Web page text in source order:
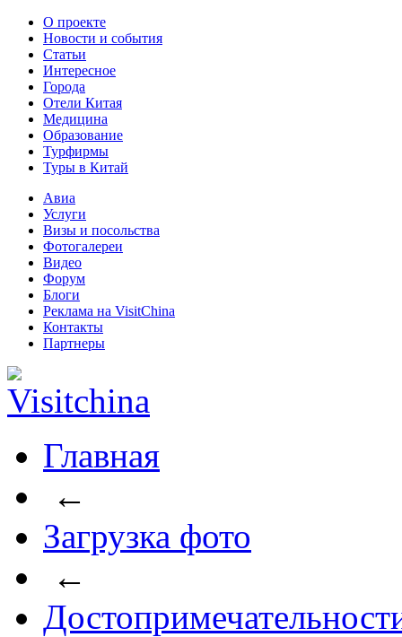
О проекте
Новости и события
Статьи
Интересное
Города
Отели Китая
Медицина
Образование
Турфирмы
Туры в Китай
Авиа
Услуги
Визы и посольства
Фотогалереи
Видео
Форум
Блоги
Реклама на VisitChina
Контакты
Партнеры
Главная
←
Загрузка фото
←